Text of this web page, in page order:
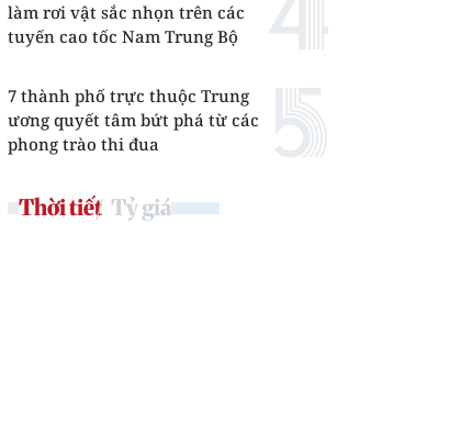
làm rơi vật sắc nhọn trên các
tuyến cao tốc Nam Trung Bộ
7 thành phố trực thuộc Trung
ương quyết tâm bứt phá từ các
phong trào thi đua
Thời tiết Tỷ giá